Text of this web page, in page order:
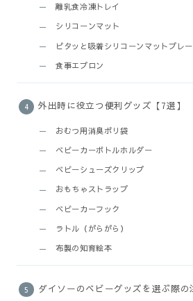
離乳食冷凍トレイ
シリコーンマット
ピタッと吸着シリコーンマットプレ
食事エプロン
外出時に役立つ便利グッズ【7選】
おむつ用消臭ポリ袋
ベビーカーボトルホルダー
ベビーシューズクリップ
おもちゃストラップ
ベビーカーフック
ラトル（がらがら）
布製の知育絵本
ダイソーのベビーグッズを選ぶ際の